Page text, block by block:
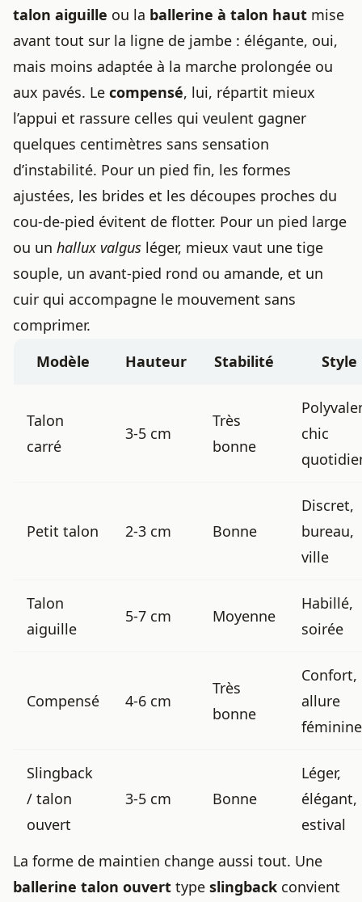
talon aiguille ou la ballerine à talon haut mise
avant tout sur la ligne de jambe : élégante, oui,
mais moins adaptée à la marche prolongée ou
aux pavés. Le compensé, lui, répartit mieux
l’appui et rassure celles qui veulent gagner
quelques centimètres sans sensation
d’instabilité. Pour un pied fin, les formes
ajustées, les brides et les découpes proches du
cou-de-pied évitent de flotter. Pour un pied large
ou un hallux valgus léger, mieux vaut une tige
souple, un avant-pied rond ou amande, et un
cuir qui accompagne le mouvement sans
comprimer.
Modèle
Hauteur Stabilité Style
Talon
carré
3-5 cm
Très
bonne
chic
Petit talon 2-3 cm Bonne
Discret,
bureau,
ville
Talon
aiguille
5-7 cm Moyenne
Habillé,
soirée
Compensé 4-6 cm
Très
bonne
Confort,
allure
féminine
Slingback
/ talon
ouvert
3-5 cm Bonne
Léger,
élégant,
estival
La forme de maintien change aussi tout. Une
ballerine talon ouvert type slingback convient